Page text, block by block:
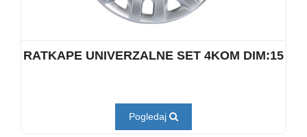
RATKAPE UNIVERZALNE SET 4KOM DIM:15
Pogledaj